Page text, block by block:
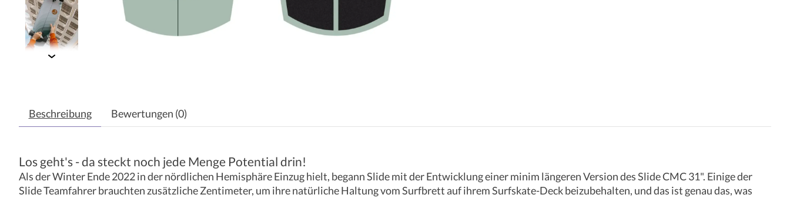
Beschreibung Bewertungen (0)
Los geht's - da steckt noch jede Menge Potential drin!
Als der Winter Ende 2022 in der nördlichen Hemisphäre Einzug hielt, begann Slide mit der Entwicklung einer minim längeren Version des Slide CMC 31". Einige der
Slide Teamfahrer brauchten zusätzliche Zentimeter, um ihre natürliche Haltung vom Surfbrett auf ihrem Surfskate-Deck beizubehalten, und das ist genau das, was